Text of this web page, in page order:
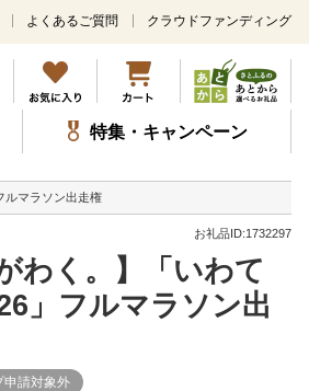
メ
ン
コ
ン
テ
ツ
に
ッ
プ
よくあるご質問 クラウドファンディング
特集・キャンペーン
ルマラソン出走権
お礼品ID:1732297
わく。】「いわて
」フルマラソン出
申請対象外